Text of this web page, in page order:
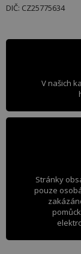
DIČ: CZ25775634
V našich
Stránky
pouze